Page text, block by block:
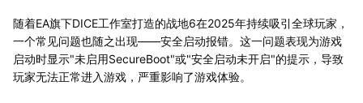
随着EA旗下DICE工作室打造的战地6在2025年持续吸引全球玩家，
一个常见问题也随之出现——安全启动报错。这一问题表现为游戏
启动时显示"未启用SecureBoot"或"安全启动未开启"的提示，导致
玩家无法正常进入游戏，严重影响了游戏体验。